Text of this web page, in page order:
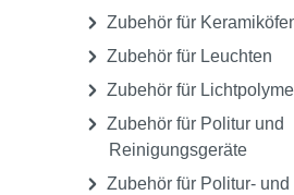
Zubehör für
Zubehör für Leuchten
Zubehör für
Zubehör für Politur und
Reinigungsgeräte
Zubehör für Politur- und